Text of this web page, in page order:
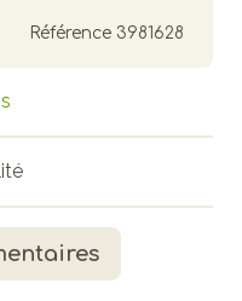
Référence 3981628